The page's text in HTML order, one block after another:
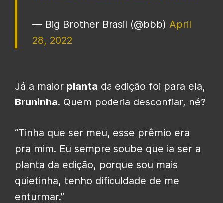
— Big Brother Brasil (@bbb) April
28, 2022
Já a maior planta da edição foi para ela,
Bruninha. Quem poderia desconfiar, né?
“Tinha que ser meu, esse prêmio era
pra mim. Eu sempre soube que ia ser a
planta da edição, porque sou mais
quietinha, tenho dificuldade de me
enturmar.”